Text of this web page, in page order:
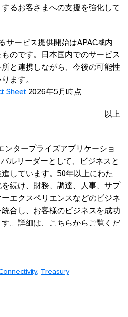
るお客さまへの支援を強化して
サービス提供開始はAPAC域内
のです。日本国内でのサービス
と連携しながら、今後の可能性
ます。
Sheet 2026年5月時点
以上
ンタープライズアプリケーショ
ルリーダーとして、ビジネスと
しています。50年以上にわた
続け、財務、調達、人事、サプ
エクスペリエンスなどのビジネ
合し、お客様のビジネスを成功
。詳細は、こちらからご覧くだ
Treasury